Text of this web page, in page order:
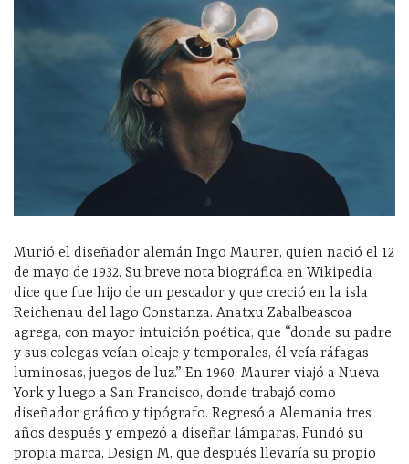
Murió el diseñador alemán Ingo Maurer, quien nació el 12
de mayo de 1932. Su breve nota biográfica en Wikipedia
dice que fue hijo de un pescador y que creció en la isla
Reichenau del lago Constanza. Anatxu Zabalbeascoa
agrega, con mayor intuición poética, que “donde su padre
y sus colegas veían oleaje y temporales, él veía ráfagas
luminosas, juegos de luz.” En 1960, Maurer viajó a Nueva
York y luego a San Francisco, donde trabajó como
diseñador gráfico y tipógrafo. Regresó a Alemania tres
años después y empezó a diseñar lámparas. Fundó su
propia marca, Design M, que después llevaría su propio